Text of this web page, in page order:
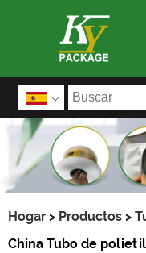

Hogar > Productos >
China Tubo de